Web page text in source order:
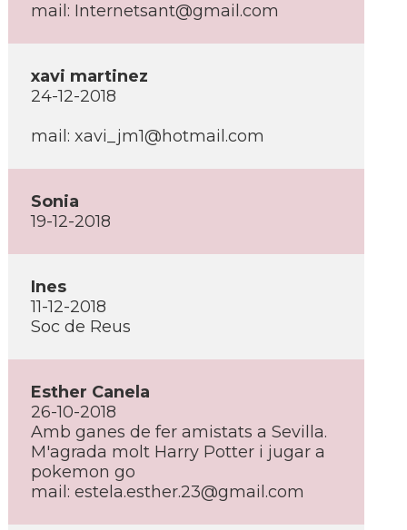
mail: Internetsant@gmail.com
xavi martinez
24-12-2018
mail: xavi_jm1@hotmail.com
Sonia
19-12-2018
Ines
11-12-2018
Soc de Reus
Esther Canela
26-10-2018
Amb ganes de fer amistats a Sevilla.
M'agrada molt Harry Potter i jugar a
pokemon go
mail: estela.esther.23@gmail.com